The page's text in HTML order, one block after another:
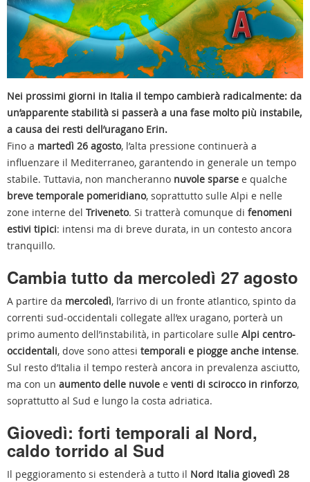
Nei prossimi giorni in Italia il tempo cambierà radicalmente: da
un’apparente stabilità si passerà a una fase molto più instabile,
a causa dei resti dell’uragano Erin.
Fino a martedì 26 agosto, l’alta pressione continuerà a
influenzare il Mediterraneo, garantendo in generale un tempo
stabile. Tuttavia, non mancheranno nuvole sparse e qualche
breve temporale pomeridiano, soprattutto sulle Alpi e nelle
zone interne del Triveneto. Si tratterà comunque di fenomeni
estivi tipici: intensi ma di breve durata, in un contesto ancora
tranquillo.
Cambia tutto da mercoledì 27 agosto
A partire da mercoledì, l’arrivo di un fronte atlantico, spinto da
correnti sud-occidentali collegate all’ex uragano, porterà un
primo aumento dell’instabilità, in particolare sulle Alpi centro-
occidentali, dove sono attesi temporali e piogge anche intense.
Sul resto d’Italia il tempo resterà ancora in prevalenza asciutto,
ma con un aumento delle nuvole e venti di scirocco in rinforzo,
soprattutto al Sud e lungo la costa adriatica.
Giovedì: forti temporali al Nord,
caldo torrido al Sud
Il peggioramento si estenderà a tutto il Nord Italia giovedì 28